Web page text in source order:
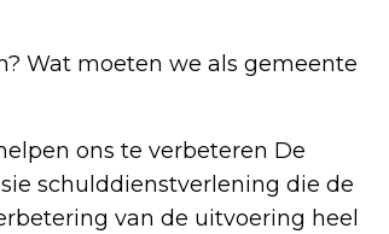
Wat moeten we als gemeente
ons te verbeteren De
schulddienstverlening die de
van de uitvoering heel